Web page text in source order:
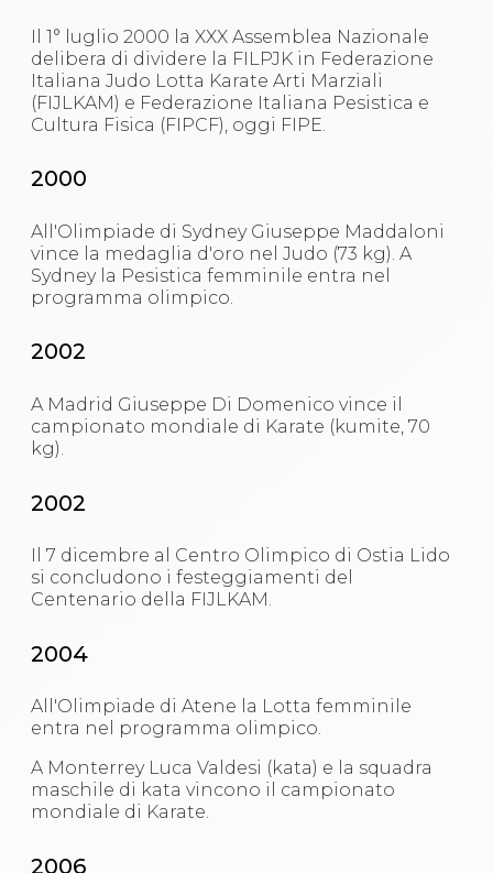
Il 1° luglio 2000 la XXX Assemblea Nazionale
delibera di dividere la FILPJK in Federazione
Italiana Judo Lotta Karate Arti Marziali
(FIJLKAM) e Federazione Italiana Pesistica e
Cultura Fisica (FIPCF), oggi FIPE.
2000
All'Olimpiade di Sydney Giuseppe Maddaloni
vince la medaglia d'oro nel Judo (73 kg). A
Sydney la Pesistica femminile entra nel
programma olimpico.
2002
A Madrid Giuseppe Di Domenico vince il
campionato mondiale di Karate (kumite, 70
kg).
2002
Il 7 dicembre al Centro Olimpico di Ostia Lido
si concludono i festeggiamenti del
Centenario della FIJLKAM.
2004
All'Olimpiade di Atene la Lotta femminile
entra nel programma olimpico.
A Monterrey Luca Valdesi (kata) e la squadra
maschile di kata vincono il campionato
mondiale di Karate.
2006